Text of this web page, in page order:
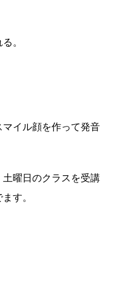
。
イル顔を作って発音
曜日のクラスを受講
す。